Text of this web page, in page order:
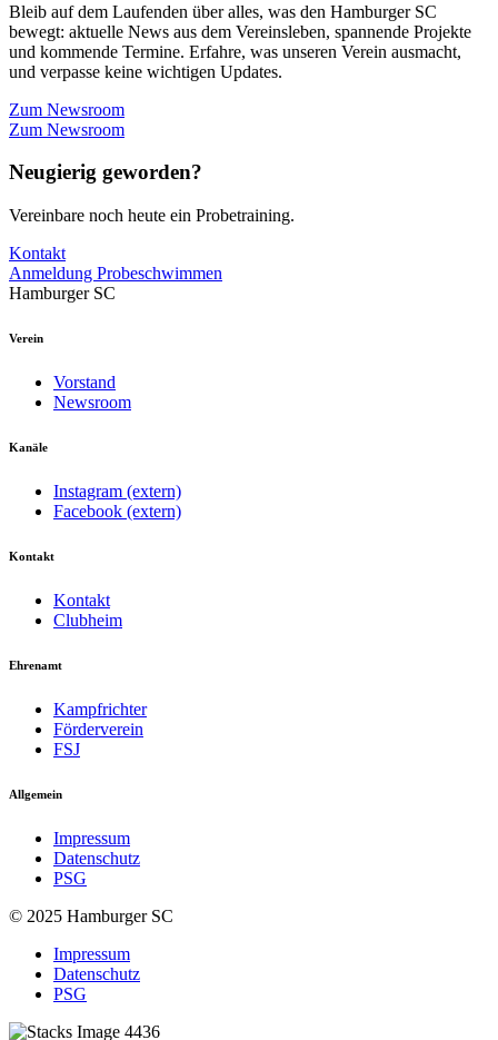
Bleib auf dem Laufenden über alles, was den Hamburger SC
bewegt: aktuelle News aus dem Vereinsleben, spannende Projekte
und kommende Termine. Erfahre, was unseren Verein ausmacht,
und verpasse keine wichtigen Updates.
Zum Newsroom
Zum Newsroom
Neugierig geworden?
Vereinbare noch heute ein Probetraining.
Kontakt
Anmeldung Probeschwimmen
Hamburger SC
Verein
Vorstand
Newsroom
Kanäle
Instagram (extern)
Facebook (extern)
Kontakt
Kontakt
Clubheim
Ehrenamt
Kampfrichter
Förderverein
FSJ
Allgemein
Impressum
Datenschutz
PSG
© 2025 Hamburger SC
Impressum
Datenschutz
PSG